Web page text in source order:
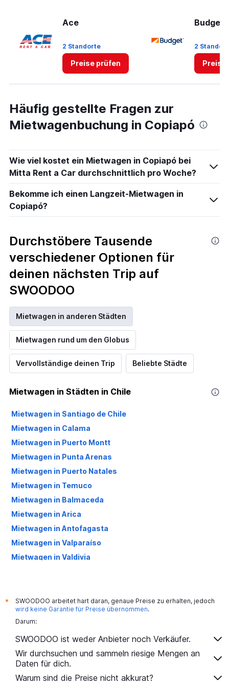
to
Ace
2 Standorte
Preise prüfen
Budget
2
Preise
Häufig gestellte Fragen zur
Mietwagenbuchung in Copiapó
Wie viel kostet ein Mietwagen in Copiapó bei
Mitta Rent a Car durchschnittlich pro Woche?
Bekomme ich einen Langzeit-Mietwagen in
Copiapó?
Durchstöbere Tausende
verschiedener Optionen für
deinen nächsten Trip auf
SWOODOO
Mietwagen in anderen Städten
Mietwagen rund um den Globus
Vervollständige deinen Trip Beliebte Städte
Mietwagen in Städten in Chile
Mietwagen in Santiago de Chile
Mietwagen in Calama
Mietwagen in Puerto Montt
Mietwagen in Punta Arenas
Mietwagen in Puerto Natales
Mietwagen in Temuco
Mietwagen in Balmaceda
Mietwagen in Arica
Mietwagen in Antofagasta
Mietwagen in Valparaíso
Mietwagen in Valdivia
Mietwagen in Concepción
Mietwagen in Los Ángeles
*
SWOODOO arbeitet hart daran, genaue Preise zu erhalten, jedoch
wird keine Garantie für Preise übernommen.
Darum:
SWOODOO ist weder Anbieter noch Verkäufer.
Wir durchsuchen und sammeln riesige Mengen an
Daten für dich.
Warum sind die Preise nicht akkurat?